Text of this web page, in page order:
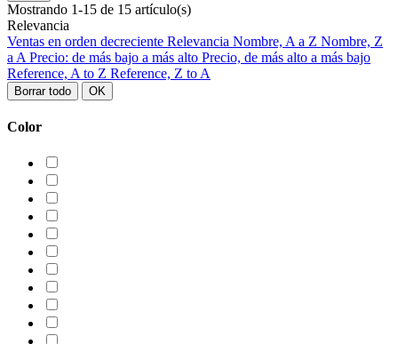
Mostrando 1-15 de 15 artículo(s)
Relevancia
Ventas en orden decreciente Relevancia Nombre, A a Z Nombre, Z
a A Precio: de más bajo a más alto Precio, de más alto a más bajo
Reference, A to Z Reference, Z to A
Borrar todo OK
Color